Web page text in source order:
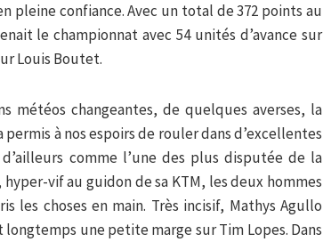
pleine confiance. Avec un total de 372 points au
le championnat avec 54 unités d’avance sur
Louis Boutet.
météos changeantes, de quelques averses, la
à nos espoirs de rouler dans d’excellentes
comme l’une des plus disputée de la
vif au guidon de sa KTM, les deux hommes
les choses en main. Très incisif, Mathys Agullo
une petite marge sur Tim Lopes. Dans